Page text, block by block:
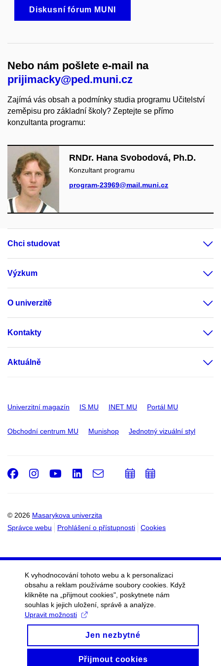
Diskusní fórum MUNI
Nebo nám pošlete e-mail na
prijimacky@ped.muni.cz
Zajímá vás obsah a podmínky studia programu Učitelství
zeměpisu pro základní školy? Zeptejte se přímo
konzultanta programu:
RNDr. Hana Svobodová, Ph.D.
Konzultant programu
program-23969@mail.muni.cz
Chci studovat
Výzkum
O univerzitě
Kontakty
Aktuálně
Univerzitní magazín IS MU INET MU Portál MU
Obchodní centrum MU Munishop Jednotný vizuální styl
© 2026 Masarykova univerzita
Správce webu
Prohlášení o přístupnosti Cookies
Facebook
Instagram
Youtube
LinkedIn
e-
PřidatPřidat
K vyhodnocování tohoto webu a k personalizaci
obsahu a reklam používáme soubory cookies. Když
klikněte na „přijmout cookies", poskytnete nám
souhlas k jejich uložení, správě a analýze.
Upravit možnosti
Jen nezbytné
Přijmout cookies